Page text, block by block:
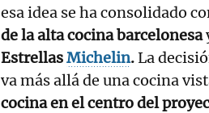
esa idea se ha consolidado
de la alta cocina barcelonesa
EstrellasMichelin.La
va más allá de una cocina
cocina en el centro del